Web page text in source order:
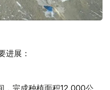
进展：